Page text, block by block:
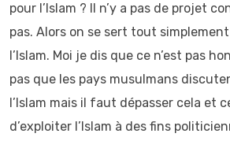
pour l’Islam ? Il n’y a pas de projet
pas. Alors on se sert tout
l’Islam. Moi je dis que ce n’est pas
pas que les pays musulmans
l’Islam mais il faut dépasser cela et
d’exploiter l’Islam à des fins